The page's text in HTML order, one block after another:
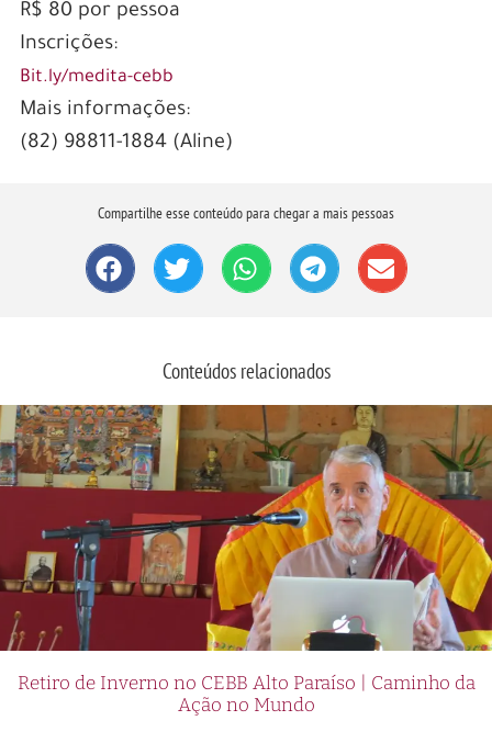
R$ 80 por pessoa
Inscrições:
Bit.ly/medita-cebb
Mais informações:
(82) 98811-1884 (Aline)
Compartilhe esse conteúdo para chegar a mais pessoas
Conteúdos relacionados
Retiro de Inverno no CEBB Alto Paraíso | Caminho da
Ação no Mundo